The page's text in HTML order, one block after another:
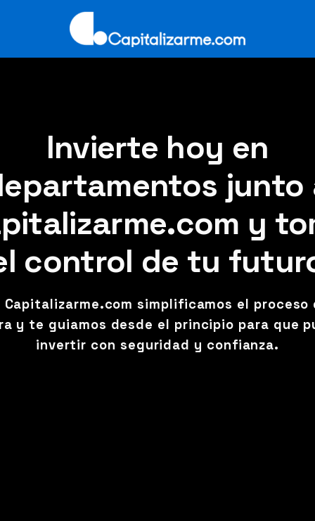
Invierte hoy en
junto
y
control de tu
Capitalizarme.com simplificamos el proceso
y te guiamos desde el principio para que
invertir con seguridad y confianza.